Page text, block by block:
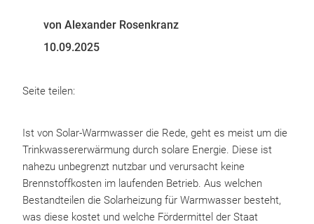
von Alexander Rosenkranz
10.09.2025
Seite teilen:
Ist von Solar-Warmwasser die Rede, geht es meist um die
Trinkwassererwärmung durch solare Energie. Diese ist
nahezu unbegrenzt nutzbar und verursacht keine
Brennstoffkosten im laufenden Betrieb. Aus welchen
Bestandteilen die Solarheizung für Warmwasser besteht,
was diese kostet und welche Fördermittel der Staat